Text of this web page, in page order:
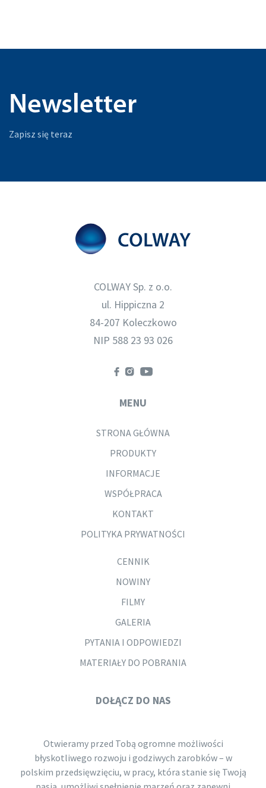
Newsletter
Zapisz się teraz
COLWAY Sp. z o.o.
ul. Hippiczna 2
84-207 Koleczkowo
NIP 588 23 93 026
MENU
STRONA GŁÓWNA
PRODUKTY
INFORMACJE
WSPÓŁPRACA
KONTAKT
POLITYKA PRYWATNOŚCI
CENNIK
NOWINY
FILMY
GALERIA
PYTANIA I ODPOWIEDZI
MATERIAŁY DO POBRANIA
DOŁĄCZ DO NAS
Otwieramy przed Tobą ogromne możliwości
błyskotliwego rozwoju i godziwych zarobków – w
polskim przedsięwzięciu, w pracy, która stanie się Twoją